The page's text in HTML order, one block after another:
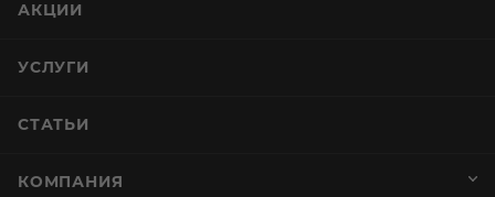
АКЦИИ
УСЛУГИ
СТАТЬИ
КОМПАНИЯ